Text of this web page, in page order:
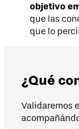
objetivo
que las
que lo
¿Qué
Validaremos